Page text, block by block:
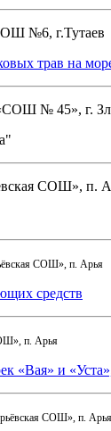
№6, г.Тутаев
трав на
№ 45», г.
СОШ», п.
СОШ», п. Арья
средств
п. Арья
«Вая» и
СОШ», п. Арья